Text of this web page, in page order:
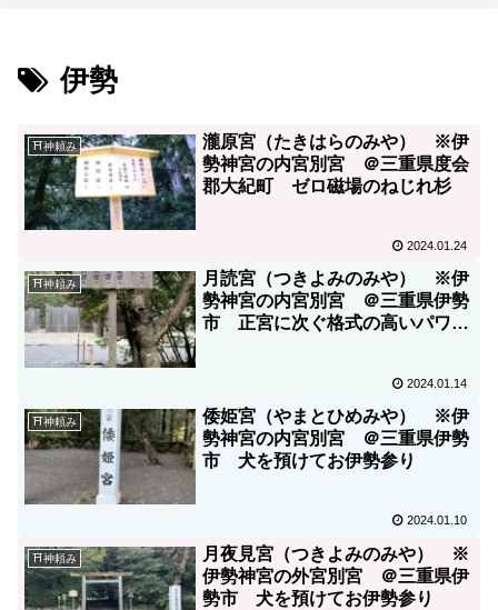
伊勢
⛩神頼み
瀧原宮（たきはらのみや） ※伊
勢神宮の内宮別宮 ＠三重県度会
郡大紀町 ゼロ磁場のねじれ杉
2024.01.24
⛩神頼み
月読宮（つきよみのみや） ※伊
勢神宮の内宮別宮 ＠三重県伊勢
市 正宮に次ぐ格式の高いパワー
2024.01.14
⛩神頼み
倭姫宮（やまとひめみや） ※伊
勢神宮の内宮別宮 ＠三重県伊勢
市 犬を預けてお伊勢参り
2024.01.10
⛩神頼み
月夜見宮（つきよみのみや） ※
伊勢神宮の外宮別宮 ＠三重県伊
勢市 犬を預けてお伊勢参り